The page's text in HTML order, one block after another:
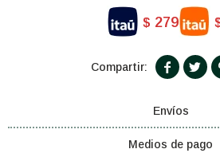
$ 279
 
Envíos
Medios de pago